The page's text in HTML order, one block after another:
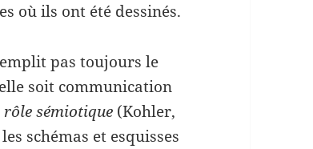
où ils ont été dessinés.
pas toujours le
soit communication
rôle sémiotique (Kohler,
schémas et esquisses